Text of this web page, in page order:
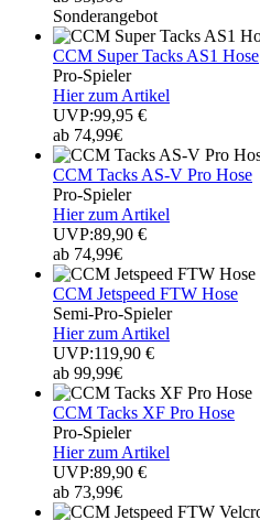
Sonderangebot
CCM Super Tacks AS1 Hose
Pro-Spieler
Hier zum Artikel
UVP:99,95 €
ab 74,99€
CCM Tacks AS-V Pro Hose
Pro-Spieler
Hier zum Artikel
UVP:89,90 €
ab 74,99€
CCM Jetspeed FTW Hose
Semi-Pro-Spieler
Hier zum Artikel
UVP:119,90 €
ab 99,99€
CCM Tacks XF Pro Hose
Pro-Spieler
Hier zum Artikel
UVP:89,90 €
ab 73,99€